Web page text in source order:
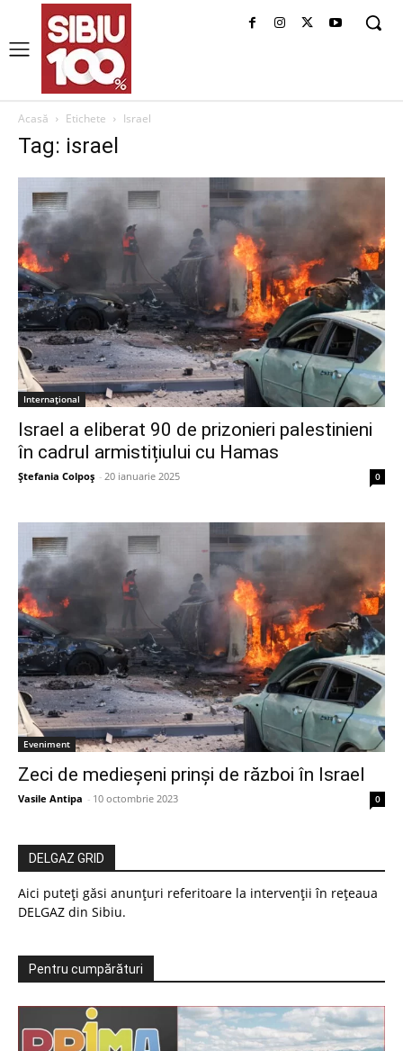
Acasă Etichete Israel
Tag: israel
Internațional
Israel a eliberat 90 de prizonieri palestinieni
în cadrul armistițiului cu Hamas
Ștefania Colpoș - 20 ianuarie 2025 0
Eveniment
Zeci de medieșeni prinși de război în Israel
Vasile Antipa - 10 octombrie 2023 0
DELGAZ GRID
Aici puteți găsi anunțuri referitoare la intervenții în rețeaua
DELGAZ din Sibiu.
Pentru cumpărături